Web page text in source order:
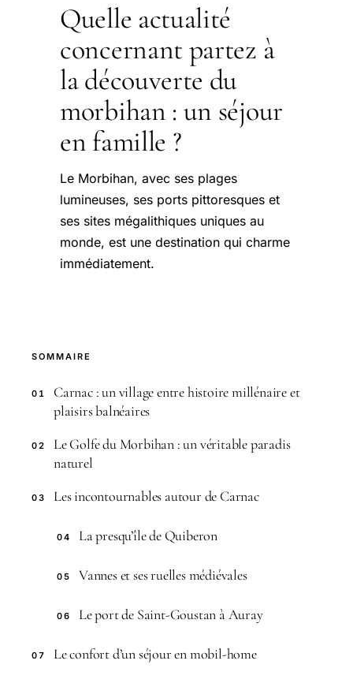
Quelle actualité
concernant partez à
la découverte du
morbihan : un séjour
en famille ?
Le Morbihan, avec ses plages
lumineuses, ses ports pittoresques et
ses sites mégalithiques uniques au
monde, est une destination qui charme
immédiatement.
SOMMAIRE
01
Carnac : un village entre histoire millénaire et
plaisirs balnéaires
02
Le Golfe du Morbihan : un véritable paradis
naturel
03 Les incontournables autour de Carnac
04 La presqu’île de Quiberon
05 Vannes et ses ruelles médiévales
06 Le port de Saint-Goustan à Auray
07 Le confort d’un séjour en mobil-home